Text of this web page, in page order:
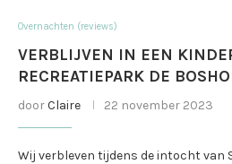
Overnachten (reviews)
VERBLIJVEN IN EEN
RECREATIEPARK DE
doorClaire 22 november 2023
Wij verbleven tijdens de intocht van